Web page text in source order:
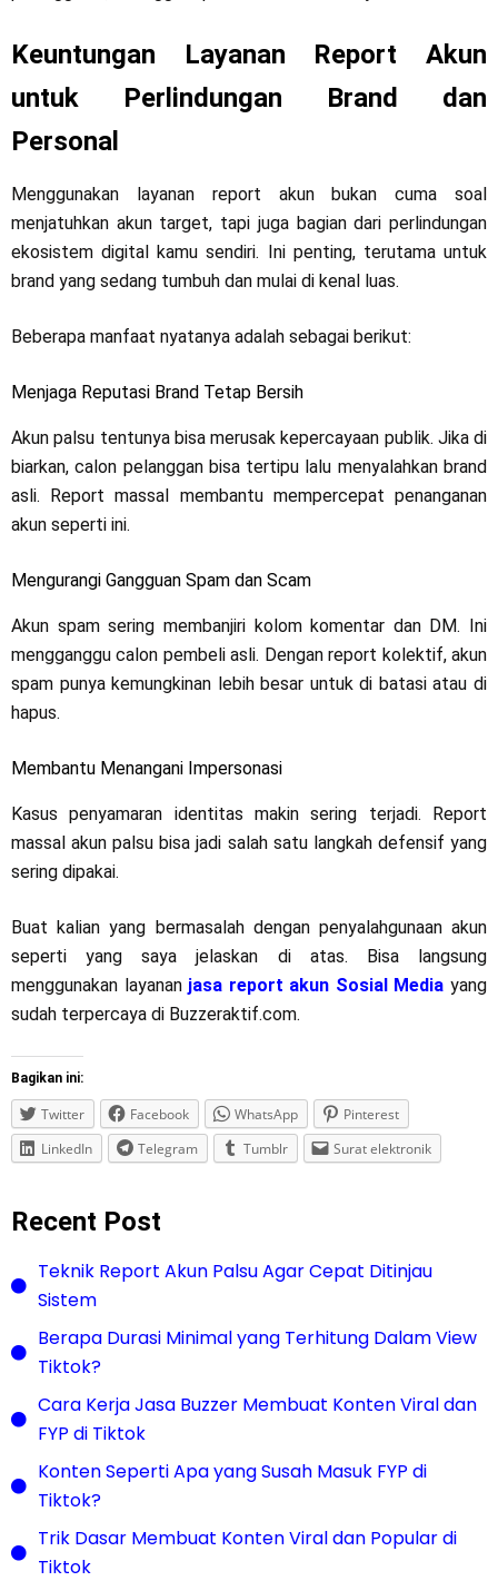
Keuntungan Layanan Report Akun
untuk Perlindungan Brand dan
Personal
Menggunakan layanan report akun bukan cuma soal
menjatuhkan akun target, tapi juga bagian dari perlindungan
ekosistem digital kamu sendiri. Ini penting, terutama untuk
brand yang sedang tumbuh dan mulai di kenal luas.
Beberapa manfaat nyatanya adalah sebagai berikut:
Menjaga Reputasi Brand Tetap Bersih
Akun palsu tentunya bisa merusak kepercayaan publik. Jika di
biarkan, calon pelanggan bisa tertipu lalu menyalahkan brand
asli. Report massal membantu mempercepat penanganan
akun seperti ini.
Mengurangi Gangguan Spam dan Scam
Akun spam sering membanjiri kolom komentar dan DM. Ini
mengganggu calon pembeli asli. Dengan report kolektif, akun
spam punya kemungkinan lebih besar untuk di batasi atau di
hapus.
Membantu Menangani Impersonasi
Kasus penyamaran identitas makin sering terjadi. Report
massal akun palsu bisa jadi salah satu langkah defensif yang
sering dipakai.
Buat kalian yang bermasalah dengan penyalahgunaan akun
seperti yang saya jelaskan di atas. Bisa langsung
menggunakan layanan jasa report akun Sosial Media yang
sudah terpercaya di Buzzeraktif.com.
Bagikan ini:
Twitter Facebook WhatsApp
Pinterest
LinkedIn
Telegram Tumblr Surat elektronik
Recent Post
Teknik Report Akun Palsu Agar Cepat Ditinjau
Sistem
Berapa Durasi Minimal yang Terhitung Dalam View
Tiktok?
Cara Kerja Jasa Buzzer Membuat Konten Viral dan
FYP di Tiktok
Konten Seperti Apa yang Susah Masuk FYP di
Tiktok?
Trik Dasar Membuat Konten Viral dan Popular di
Tiktok